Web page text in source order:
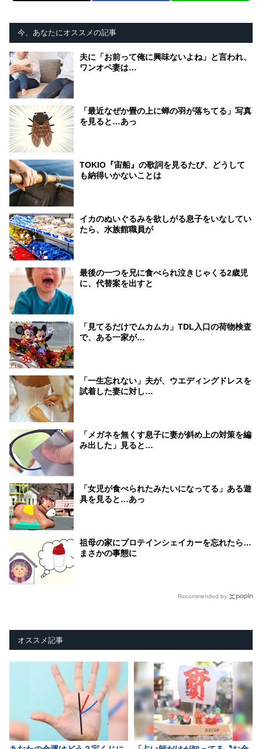
今、あなたにオススメの記事
夫に「お前って俺に興味ないよね」と言われ、
ワンオペ妻は…
「最近なぜか畳の上に蝉の羽が落ちてる」写真
を見ると…あっ
TOKIO『宙船』の歌詞を見るたび、どうして
も納得いかないことは
イカのぬいぐるみを欲しがる息子をいなしてい
たら、水族館職員が
最後の一つを兄に食べられ泣きじゃくる2歳児
に、代替案を出すと
「見てるだけでムカムカ」TDL入口の荷物検査
で、ある一家が…
「一生忘れない」夫が、ウエディングドレスを
試着した妻に対し…
「メガネを無くす息子に妻が斜め上の対策を編
み出した」見ると…
「女児が食べられたみたいになってる」ある遊
具を見ると…あっ
祖母の家にプロテインシェイカーを忘れたら…
まさかの事態に
Recommended by
オススメ記事